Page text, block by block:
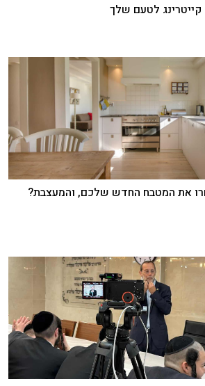
קייטרינג לטעם שלך
את המטבח החדש שלכם, והמעצבת?